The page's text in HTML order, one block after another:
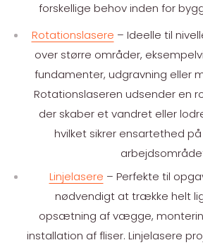
forskellige behov inden for
Rotationslasere – Ideelle til
over større områder,
fundamenter, udgravning eller
Rotationslaseren udsender en
der skaber et vandret eller
hvilket sikrer ensartethed
Linjelasere – Perfekte til
nødvendigt at trække helt
opsætning af vægge,
installation af fliser. Linjelasere